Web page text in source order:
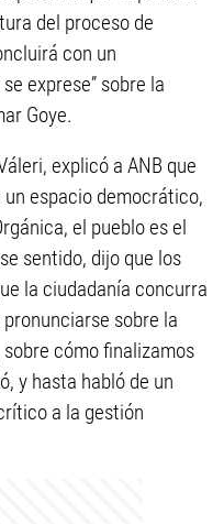
del proceso de
con un
exprese” sobre la
Goye.
explicó a ANB que
un espacio democrático,
el pueblo es el
sentido, dijo que los
la ciudadanía concurra
sobre la
cómo finalizamos
y hasta habló de un
a la gestión